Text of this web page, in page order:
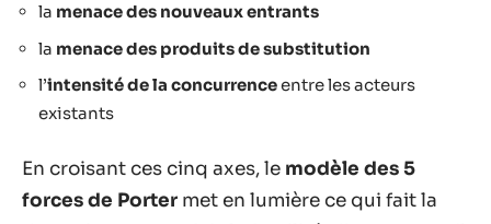
la menace des nouveaux entrants
la menace des produits de substitution
l’intensité de la concurrenceentre les acteurs
existants
En croisant ces cinq axes, le modèle des 5
forces de Porter met en lumière ce qui fait la